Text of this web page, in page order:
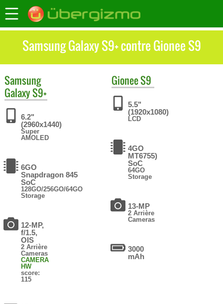
Samsung Galaxy S9+ contre Gionee S9
Samsung
Galaxy S9+
6.2"
(2960x1440)
Super
AMOLED
6GO
Snapdragon 845
SoC
128GO/256GO/64GO
Storage
12-MP,
f/1.5,
OIS
2 Arrière
Cameras
CAMERA
HW
score:
115
GioneeS9
5.5"
(1920x1080)
LCD
4GO
MT6755)
SoC
64GO
Storage
13-MP
2 Arrière
Cameras
3000
mAh